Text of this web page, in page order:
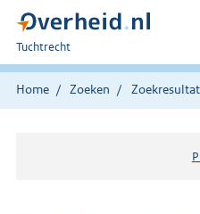
U
bent
hier:
Tuchtrecht
Home Zoeken